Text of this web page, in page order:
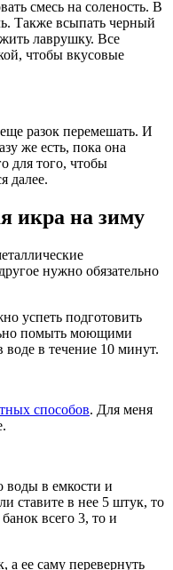
смесь на соленость. В
Также всыпать черный
лаврушку. Все
чтобы вкусовые
разок перемешать. И
же есть, пока она
для того, чтобы
далее.
икра на зиму
нужно обязательно
успеть подготовить
помыть моющими
в течение 10 минут.
способов. Для меня
воды в емкости и
ставите в нее 5 штук, то
всего 3, то и
а ее саму перевернуть